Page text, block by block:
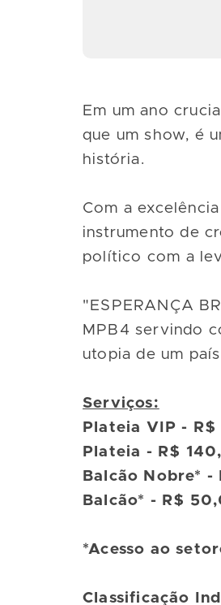
Em um ano
que um show, é
história.
Com a
instrumento de
político com a
"ESPERANÇA
MPB4 servindo
utopia de um
Serviços:
Plateia VIP -
Plateia - R$
Balcão Nobre* -
Balcão* - R$
*Acesso ao
Classificação